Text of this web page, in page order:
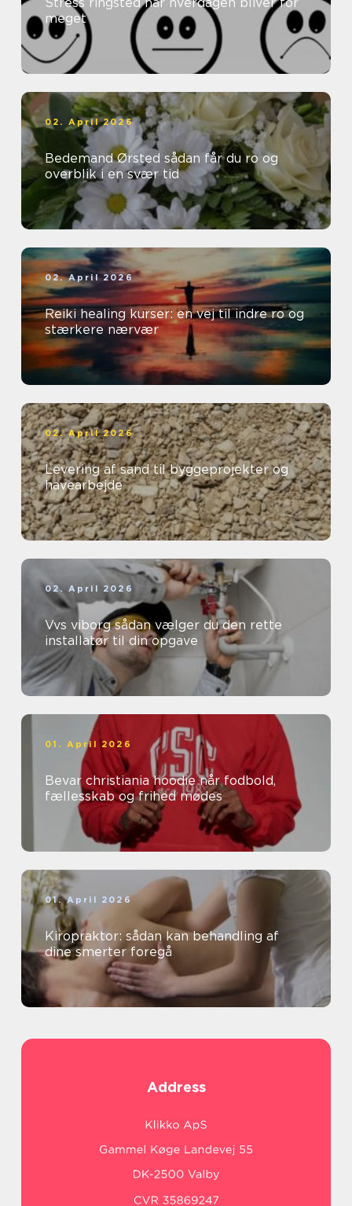
Stress ringsted når hverdagen bliver for
meget
02. April 2026
Bedemand Ørsted sådan får du ro og
overblik i en svær tid
02. April 2026
Reiki healing kurser: en vej til indre ro og
stærkere nærvær
02. April 2026
Levering af sand til byggeprojekter og
havearbejde
02. April 2026
Vvs viborg sådan vælger du den rette
installatør til din opgave
01. April 2026
Bevar christiania hoodie når fodbold,
fællesskab og frihed mødes
01. April 2026
Kiropraktor: sådan kan behandling af
dine smerter foregå
Address